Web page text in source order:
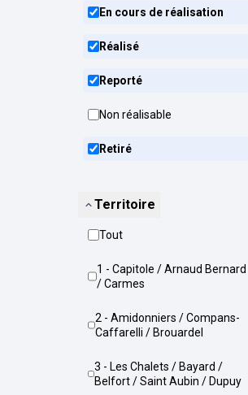
En cours de réalisation
Réalisé
Reporté
Non réalisable
Retiré
Territoire
Tout
1 - Capitole / Arnaud Bernard
/ Carmes
2 - Amidonniers / Compans-
Caffarelli / Brouardel
3 - Les Chalets / Bayard /
Belfort / Saint Aubin / Dupuy